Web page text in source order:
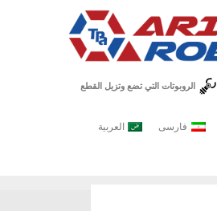
الروبوتات التي تضع وتزيل القطع
فارسی العربية